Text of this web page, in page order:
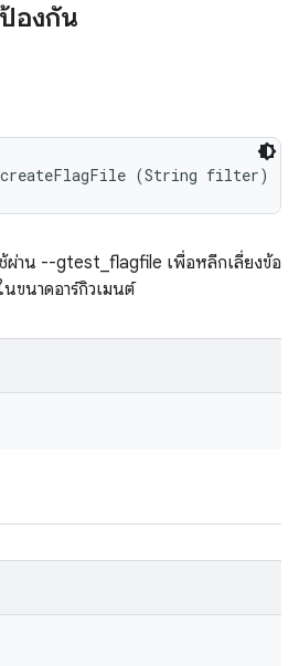
องกัน
createFlagFile (String filter)
ผ่าน --gtest_flagfile เพื่อหลีกเลี่ยงข้อ
ขนาดอาร์กิวเมนต์